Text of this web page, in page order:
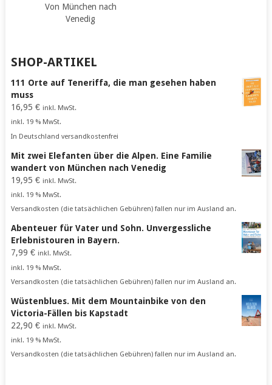
Von München nach
Venedig
SHOP-ARTIKEL
111 Orte auf Teneriffa, die man gesehen haben
muss
16,95 € inkl. MwSt.
inkl. 19 % MwSt.
In Deutschland versandkostenfrei
Mit zwei Elefanten über die Alpen. Eine Familie
wandert von München nach Venedig
19,95 € inkl. MwSt.
inkl. 19 % MwSt.
Versandkosten (die tatsächlichen Gebühren) fallen nur im Ausland an.
Abenteuer für Vater und Sohn. Unvergessliche
Erlebnistouren in Bayern.
7,99 € inkl. MwSt.
inkl. 19 % MwSt.
Versandkosten (die tatsächlichen Gebühren) fallen nur im Ausland an.
Wüstenblues. Mit dem Mountainbike von den
Victoria-Fällen bis Kapstadt
22,90 € inkl. MwSt.
inkl. 19 % MwSt.
Versandkosten (die tatsächlichen Gebühren) fallen nur im Ausland an.